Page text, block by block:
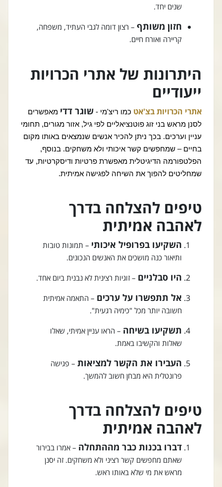
שנים יחד.
חזון משותף – רצון דומה לגבי העתיד, משפחה,
קריירה ואורח חיים.
היתרונות של אתרי הכרויות
ייעודיים
אתרי הכרויות בצ'אט כמו ריצ'מי - שוגר דדי מאפשרים
לסנן מראש בני זוג פוטנציאליים לפי גיל, אזור מגורים, תחומי
עניין וערכים. בכך ניתן להכיר אנשים שנמצאים באותו מקום
בחיים – שמחפשים קשר איכותי ולא משחקים. בנוסף,
הפלטפורמה הדיגיטלית מאפשרת פרטיות ודיסקרטיות, עד
שמחליטים להפוך את השיחה לפגישה אמיתית.
טיפים להצלחה בדרך
לאהבה אמיתית
השקיעו בפרופיל איכותי – תמונות טובות
ותיאור כנה מושכים את האנשים הנכונים.
היו סבלניים – זוגיות רצינית לא נבנית ביום אחד.
אל תתפשרו על ערכים – התאמה אמיתית
חשובה יותר מכל "כימיה רגעית".
תשקיעו בשיחה – הראו עניין אמיתי, שאלו
שאלות והקשיבו באמת.
העבירו את הקשר למציאות – פגישה
פרונטלית היא מבחן חשוב להמשך.
טיפים להצלחה בדרך
לאהבה אמיתית
דברו בכנות כבר מההתחלה – אמרו בבירור
שאתם מחפשים קשר רציני ולא משחקים. זה יסנן
מראש את מי שלא באותו ראש.